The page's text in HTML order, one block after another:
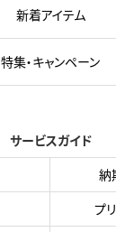
新着アイテム
特集・キャンペーン
サービスガイド
納
プ